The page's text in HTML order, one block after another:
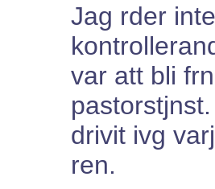
Jag rder
var att bli
drivit ivg
ren.